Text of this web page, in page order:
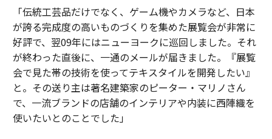
「伝統工芸品だけでなく、ゲーム機やカメラなど、日本
が誇る完成度の高いものづくりを集めた展覧会が非常に
好評で、翌09年にはニューヨークに巡回しました。それ
が終わった直後に、一通のメールが届きました。『展覧
会で見た帯の技術を使ってテキスタイルを開発したい』
と。その送り主は著名建築家のピーター・マリノさん
で、一流ブランドの店舗のインテリアや内装に西陣織を
使いたいとのことでした」